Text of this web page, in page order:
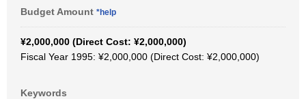
Budget Amount *help
¥2,000,000 (Direct Cost: ¥2,000,000)
Fiscal Year 1995: ¥2,000,000 (Direct Cost: ¥2,000,000)
Keywords